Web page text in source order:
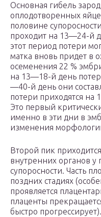
Основная гибель
оплодотворенных
половине
проходит на 13—24-й
этот период потери
матка вновь придет в
осеменения 22 %
на 13—18-й день
—40-й день они
потери приходятся на
Это первый
именно в эти дни в
изменения
Второй пик
внутренних органов у
супоросности. Часть
поздних стадиях
проявляется
плаценты
быстро прогрессирует).